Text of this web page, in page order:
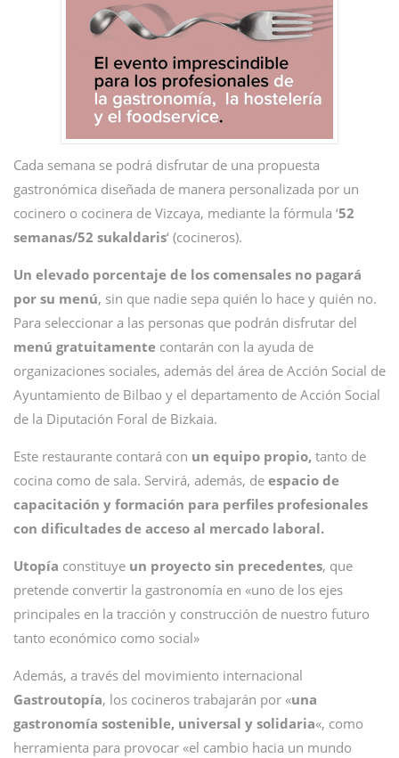
Cada semana se podrá disfrutar de una propuesta
gastronómica diseñada de manera personalizada por un
cocinero o cocinera de Vizcaya, mediante la fórmula ‘52
semanas/52 sukaldaris‘ (cocineros).
Un elevado porcentaje de los comensales no pagará
por su menú, sin que nadie sepa quién lo hace y quién no.
Para seleccionar a las personas que podrán disfrutar del
menú gratuitamente contarán con la ayuda de
organizaciones sociales, además del área de Acción Social de
Ayuntamiento de Bilbao y el departamento de Acción Social
de la Diputación Foral de Bizkaia.
Este restaurante contará con un equipo propio, tanto de
cocina como de sala. Servirá, además, de espacio de
capacitación y formación para perfiles profesionales
con dificultades de acceso al mercado laboral.
Utopía constituye un proyecto sin precedentes, que
pretende convertir la gastronomía en «uno de los ejes
principales en la tracción y construcción de nuestro futuro
tanto económico como social»
Además, a través del movimiento internacional
Gastroutopía, los cocineros trabajarán por «una
gastronomía sostenible, universal y solidaria«, como
herramienta para provocar «el cambio hacia un mundo